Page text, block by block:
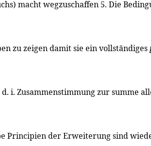
macht wegzuschaffen 5. Die
zu zeigen damit sie ein vollständiges
i. Zusammenstimmung zur summe
Principien der Erweiterung sind